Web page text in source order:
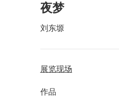
夜梦
刘东塬
展览现场
作品